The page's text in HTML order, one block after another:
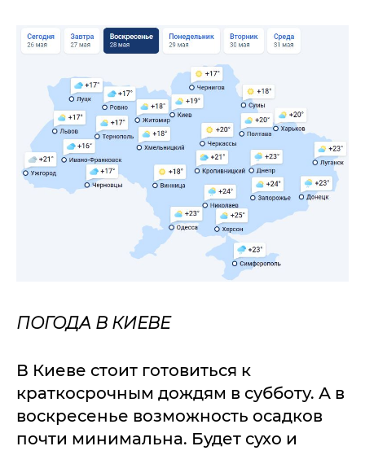
ПОГОДА В КИЕВЕ
В Киеве стоит готовиться к
краткосрочным дождям в субботу. А в
воскресенье возможность осадков
почти минимальна. Будет сухо и